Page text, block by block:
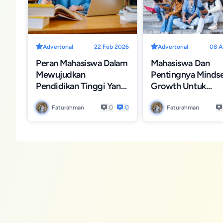
Advertorial 22 Feb 2026
Peran Mahasiswa Dalam
Mewujudkan
Pendidikan Tinggi Yang
Inklusif Dan Berkarakter
Faturahman 0 0
Advertorial 08
Mahasiswa Dan
Pentingnya
Growth Untuk
Pengembangan Diri
Faturahman